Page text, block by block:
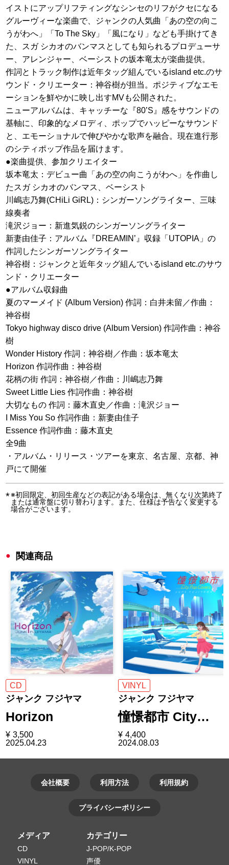
イストにアップリフティングなシンセのリフがクセになる
グルーヴィーな楽曲で、ジャンクの人気曲「あの空の向こ
うがわへ」「To The Sky」「風になり」なども手掛けてき
た、スガ シカオのバンマスとしても知られるプロデューサ
ー、アレンジャー、ベーシストの坂本竜太が楽曲提供。
作詞とトラック制作は近年タッグ組んでいるisland etc.のサ
ウンド・クリエーター：神谷樹が担当。ポジティブなエモ
ーションを鮮やかに映し出すMVも公開された。
ニューアルバムは、キャッチーな『80’S』感をサウンドの
基軸に、印象的なメロディ、ポップでハッピーなサウンド
と、エモーショナルで伸びやかな歌声を融合。現在進行形
のシティポップ作品を届けます。
●楽曲提供、参加クリエイター
坂本竜太：デビュー曲「あの空の向こうがわへ」を作曲し
たスガ シカオのバンマス、ベーシスト
川嶋志乃舞(CHiLi GiRL)：シンガーソングライター、三味
線奏者
滝沢ジョー：新進気鋭のシンガーソングライター
新妻由佳子：アルバム『DREAMIN’』収録「UTOPIA」の
作詞したシンガーソングライター
神谷樹：ジャンクと近年タッグ組んでいるisland etc.のサウ
ンド・クリエーター
●アルバム収録曲
夏のマーメイド (Album Version) 作詞：白井未留／作曲：
神谷樹
Tokyo highway disco drive (Album Version) 作詞作曲：神谷
樹
Wonder History 作詞：神谷樹／作曲：坂本竜太
Horizon 作詞作曲：神谷樹
花柄の街 作詞：神谷樹／作曲：川嶋志乃舞
Sweet Little Lies 作詞作曲：神谷樹
大切なもの 作詞：藤木直史／作曲：滝沢ジョー
I Miss You So 作詞作曲：新妻由佳子
Essence 作詞作曲：藤木直史
全9曲
・アルバム・リリース・ツアーを東京、名古屋、京都、神
戸にて開催
※初回限定、初回生産などの表記がある場合は、無くなり次第終了
または通常盤に切り替わります。また、仕様は予告なく変更する
場合がございます。
関連商品
CD
ジャンク フジヤマ
Horizon
¥ 3,500
2025.04.23
VINYL
ジャンク フジヤマ
憧憬都市 City…
¥ 4,400
2024.08.03
会社概要 利用方法 利用規約
プライバシーポリシー
メディア
CD
VINYL
カテゴリー
J-POP/K-POP
声優